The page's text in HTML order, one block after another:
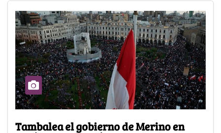
Tambalea el gobierno de Merino en